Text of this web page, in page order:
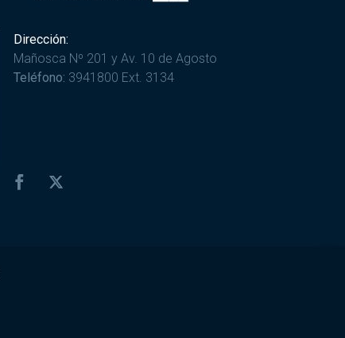
Dirección:
Mañosca Nº 201 y Av. 10 de Agosto
Teléfono: 3941800 Ext. 3134